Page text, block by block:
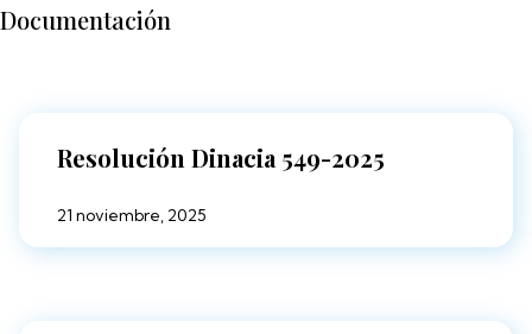
Documentación
Resolución Dinacia 549-2025
21 noviembre, 2025